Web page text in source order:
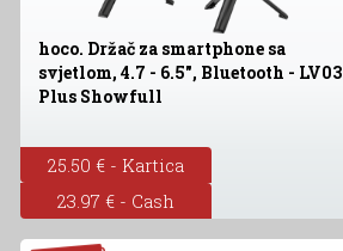
hoco. Držač za smartphone sa
svjetlom, 4.7 - 6.5", Bluetooth - LV03
Plus Showfull
25.50 € - Kartica
23.97 € - Cash